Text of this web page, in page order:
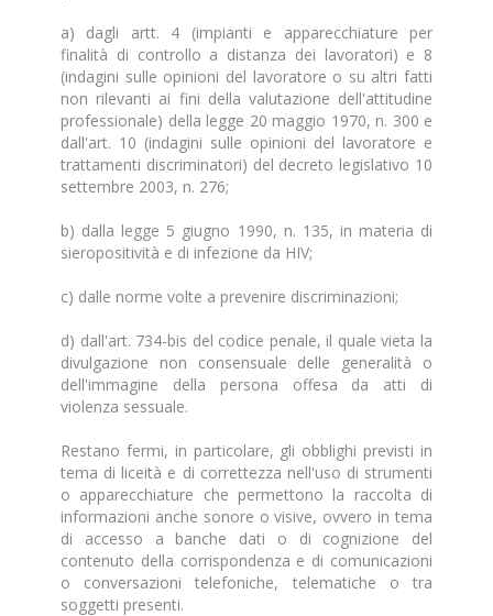
a) dagli artt. 4 (impianti e apparecchiature per
finalità di controllo a distanza dei lavoratori) e 8
(indagini sulle opinioni del lavoratore o su altri fatti
non rilevanti ai fini della valutazione dell'attitudine
professionale) della legge 20 maggio 1970, n. 300 e
dall'art. 10 (indagini sulle opinioni del lavoratore e
trattamenti discriminatori) del decreto legislativo 10
settembre 2003, n. 276;
b) dalla legge 5 giugno 1990, n. 135, in materia di
sieropositività e di infezione da HIV;
c) dalle norme volte a prevenire discriminazioni;
d) dall'art. 734-bis del codice penale, il quale vieta la
divulgazione non consensuale delle generalità o
dell'immagine della persona offesa da atti di
violenza sessuale.
Restano fermi, in particolare, gli obblighi previsti in
tema di liceità e di correttezza nell'uso di strumenti
o apparecchiature che permettono la raccolta di
informazioni anche sonore o visive, ovvero in tema
di accesso a banche dati o di cognizione del
contenuto della corrispondenza e di comunicazioni
o conversazioni telefoniche, telematiche o tra
soggetti presenti.